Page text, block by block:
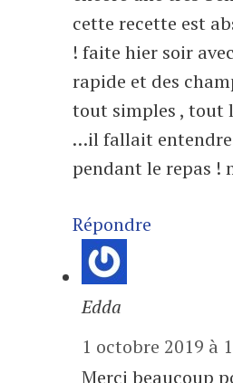
cette recette est
! faite hier soir
rapide et des
tout simples , tout
…il fallait entendre
pendant le repas !
Répondre
Edda
1 octobre 2019 à
Merci beaucoup